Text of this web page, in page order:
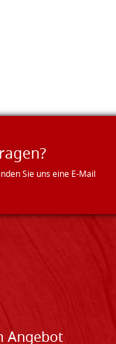
Sie uns eine E-Mail
Angebot